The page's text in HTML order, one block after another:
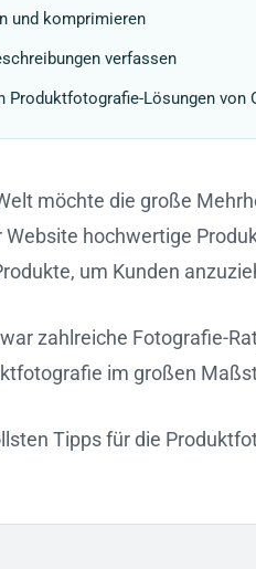
und komprimieren
verfassen
Produktfotografie-Lösungen von
möchte die große
Website hochwertige
um Kunden
zahlreiche Fotografie-
im großen
Tipps für die